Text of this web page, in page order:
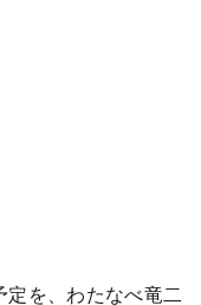
を、わたなべ竜二